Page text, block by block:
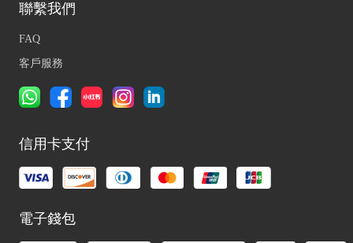
聯繫我們
FAQ
客戶服務
信用卡支付
電子錢包